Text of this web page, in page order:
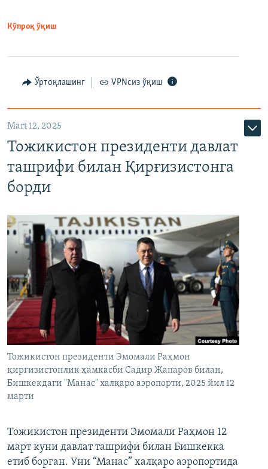
Кўпроқ ўқиш
Ўртоқлашинг VPNсиз ўқиш
Mart 12, 2025
Тожикистон президенти давлат
ташрифи билан Қирғизистонга
борди
Тожикистон президенти Эмомали Раҳмон
қирғизистонлик ҳамкасби Садир Жапаров билан,
Бишкекдаги "Манас" халқаро аэропорти, 2025 йил 12
марти
Тожикистон президенти Эмомали Раҳмон 12
март куни давлат ташрифи билан Бишкекка
етиб борган. Уни “Манас” халқаро аэропортида